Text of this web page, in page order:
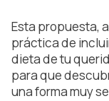
Esta propuesta,
práctica de
dieta de tu
para que
una forma muy